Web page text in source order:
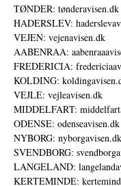
TØNDER: tønderavisen.dk
HADERSLEV:
VEJEN: vejenavisen.dk
AABENRAA:
FREDERICIA:
KOLDING:
VEJLE: vejleavisen.dk
MIDDELFART:
ODENSE: odenseavisen.dk
NYBORG: nyborgavisen.dk
SVENDBORG:
LANGELAND:
KERTEMINDE: